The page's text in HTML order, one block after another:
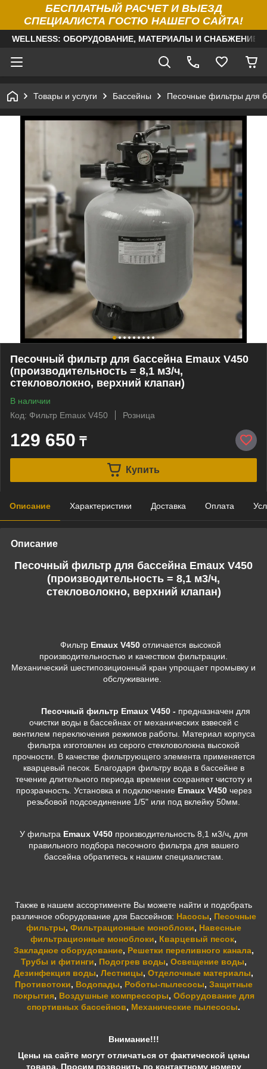
БЕСПЛАТНЫЙ РАСЧЕТ И ВЫЕЗД
СПЕЦИАЛИСТА ГОСТЮ НАШЕГО САЙТА!
WELLNESS: ОБОРУДОВАНИЕ, МАТЕРИАЛЫ И
Товары и услуги Бассейны Песочные фильтры для
Песочный фильтр для бассейна Emaux V450
(производительность = 8,1 м3/ч,
стекловолокно, верхний клапан)
В наличии
Код: Фильтр Emaux V450
Розница
129 650 ₸
Купить
Описание Характеристики Доставка Оплата
Описание
Песочный фильтр для бассейна Emaux V450
(производительность = 8,1 м3/ч,
стекловолокно, верхний клапан)
Фильтр Emaux V450 отличается высокой
производительностью и качеством фильтрации.
Механический шестипозиционный кран упрощает промывку и
обслуживание.
Песочный фильтр Emaux V450 - предназначен для
очистки воды в бассейнах от механических взвесей с
вентилем переключения режимов работы. Материал корпуса
фильтра изготовлен из серого стекловолокна высокой
прочности. В качестве фильтрующего элемента применяется
кварцевый песок. Благодаря фильтру вода в бассейне в
течение длительного периода времени сохраняет чистоту и
прозрачность. Установка и подключение Emaux V450через
резьбовой подсоединение 1/5" или под вклейку 50мм.
У фильтра Emaux V450 производительность 8,1 м3/ч, для
правильного подбора песочного фильтра для вашего
бассейна обратитесь к нашим специалистам.
Также в нашем ассортименте Вы можете найти и подобрать
различное оборудование для Бассейнов: Насосы, Песочные
фильтры, Фильтрационные моноблоки, Навесные
фильтрационные моноблоки, Кварцевый песок,
Закладное оборудование, Решетки переливного канала,
Трубы и фитинги, Подогрев воды, Освещение воды,
Дезинфекция воды, Лестницы, Отделочные материалы,
Противотоки, Водопады, Роботы-пылесосы, Защитные
покрытия, Воздушные компрессоры, Оборудование для
спортивных бассейнов, Механические пылесосы.
Внимание!!!
Цены на сайте могут отличаться от фактической цены
товара. Просим позвонить по контактному номеру